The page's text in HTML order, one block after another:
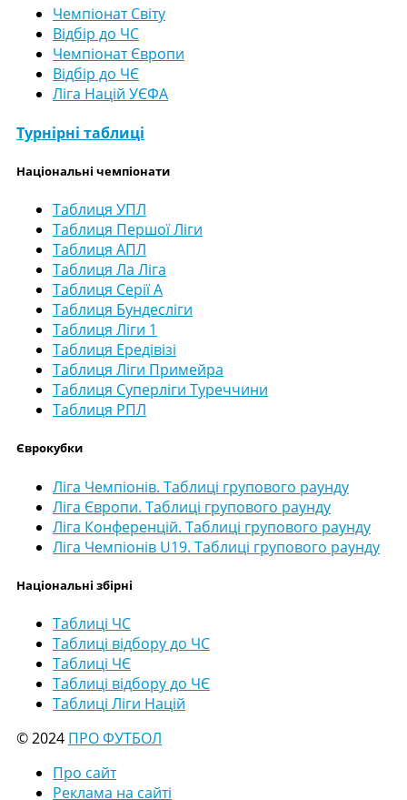
Чемпіонат Світу
Відбір до ЧС
Чемпіонат Європи
Відбір до ЧЄ
Ліга Націй УЄФА
Турнірні таблиці
Національні чемпіонати
Таблиця УПЛ
Таблиця Першої Ліги
Таблиця АПЛ
Таблиця Ла Ліга
Таблиця Серії А
Таблиця Бундесліги
Таблиця Ліги 1
Таблиця Ередівізі
Таблиця Ліги Примейра
Таблиця Суперліги Туреччини
Таблиця РПЛ
Єврокубки
Ліга Чемпіонів. Таблиці групового раунду
Ліга Європи. Таблиці групового раунду
Ліга Конференцій. Таблиці групового раунду
Ліга Чемпіонів U19. Таблиці групового раунду
Національні збірні
Таблиці ЧС
Таблиці відбору до ЧС
Таблиці ЧЄ
Таблиці відбору до ЧЄ
Таблиці Ліги Націй
© 2024 ПРО ФУТБОЛ
Про сайт
Реклама на сайті